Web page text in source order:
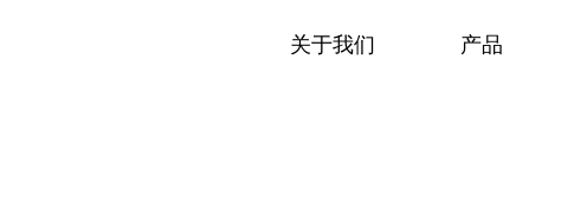
关于我们 产品